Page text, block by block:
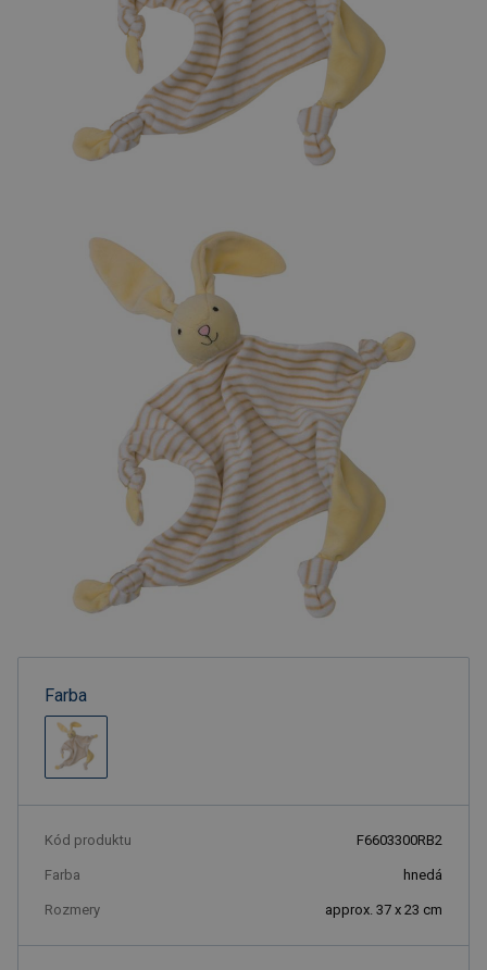
Farba
Kód produktu F6603300RB2
Farba hnedá
Rozmery approx. 37 x 23 cm